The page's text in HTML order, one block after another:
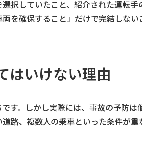
択していたこと、紹介された運転
を確保すること」だけで完結しない
はいけない理由
。しかし実際には、事故の予防は
路、複数人の乗車といった条件が